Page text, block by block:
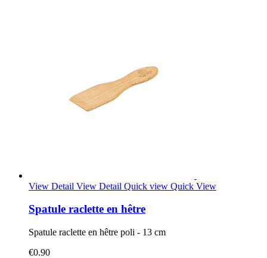
View Detail View Detail Quick view Quick View
Spatule raclette en hêtre
Spatule raclette en hêtre poli - 13 cm
€0.90